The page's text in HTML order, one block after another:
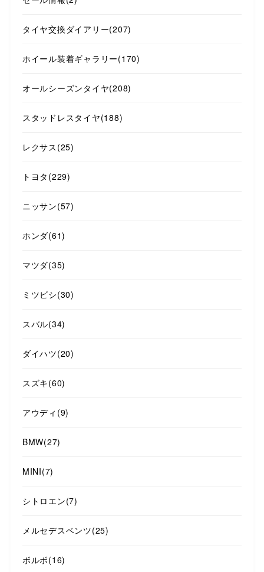
タイヤ交換ダイアリー(207)
ホイール装着ギャラリー(170)
オールシーズンタイヤ(208)
スタッドレスタイヤ(188)
レクサス (25)
トヨタ (229)
ニッサン(57)
ホンダ(61)
マツダ(35)
ミツビシ(30)
スバル(34)
ダイハツ(20)
スズキ(60)
アウディ (9)
BMW(27)
MINI(7)
シトロエン(7)
メルセデスベンツ(25)
ボルボ(16)